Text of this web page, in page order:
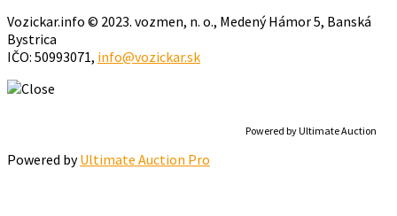
Vozickar.info © 2023. vozmen, n. o., Medený Hámor 5, Banská
Bystrica
IČO: 50993071, info@vozickar.sk
Powered by Ultimate Auction
Powered byUltimate Auction Pro